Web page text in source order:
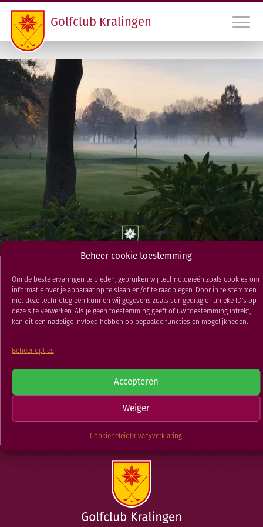
Beheer cookie toestemming
Om de beste ervaringen te bieden, gebruiken wij technologieën zoals cookies om
informatie over je apparaat op te slaan en/of te raadplegen. Door in te stemmen
met deze technologieën kunnen wij gegevens zoals surfgedrag of unieke ID's op
deze site verwerken. Als je geen toestemming geeft of uw toestemming intrekt,
kan dit een nadelige invloed hebben op bepaalde functies en mogelijkheden.
Beheer opties
Accepteren
Weiger
CookiebeleidPrivacyverklaring
Golfclub Kralingen
INLOGGEN LEDEN GCK
CONTACT
LIDMAATSCHAP EN HANDICAPREGISTRATIE
VERENIGING
PROGRAMMA
RDAMS GOLF OPEN
GOLFSCHOOL
GOLFBAAN
Herenmaandag
23 FEB 2021
NIEUWSOVERZICHT